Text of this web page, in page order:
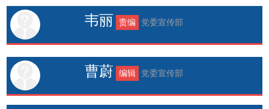
韦丽 责编 党委宣传部
曹蔚 编辑 党委宣传部